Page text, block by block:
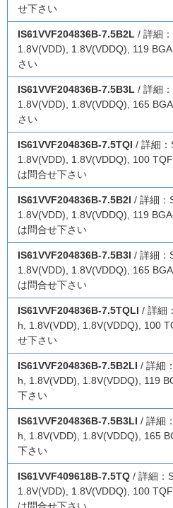
せ下さい
IS61VVF204836B-7.5B2L / 詳細
1.8V(VDD), 1.8V(VDDQ), 119
さい
IS61VVF204836B-7.5B3L / 詳細
1.8V(VDD), 1.8V(VDDQ), 165
さい
IS61VVF204836B-7.5TQI / 詳細：
1.8V(VDD), 1.8V(VDDQ), 100
は問合せ下さい
IS61VVF204836B-7.5B2I / 詳細：
1.8V(VDD), 1.8V(VDDQ), 119
は問合せ下さい
IS61VVF204836B-7.5B3I / 詳細：
1.8V(VDD), 1.8V(VDDQ), 165
は問合せ下さい
IS61VVF204836B-7.5TQLI / 詳細
h, 1.8V(VDD), 1.8V(VDDQ), 100
せ下さい
IS61VVF204836B-7.5B2LI / 詳細
h, 1.8V(VDD), 1.8V(VDDQ), 119
下さい
IS61VVF204836B-7.5B3LI / 詳細
h, 1.8V(VDD), 1.8V(VDDQ), 165
下さい
IS61VVF409618B-7.5TQ / 詳細：
1.8V(VDD), 1.8V(VDDQ), 100
は問合せ下さい